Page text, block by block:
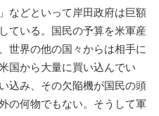
などといって岸田政府は巨額
ている。国民の予算を米軍産
世界の他の国々からは相手に
国から大量に買い込んでい
込み、その欠陥機が国民の頭
の何物でもない。そうして軍